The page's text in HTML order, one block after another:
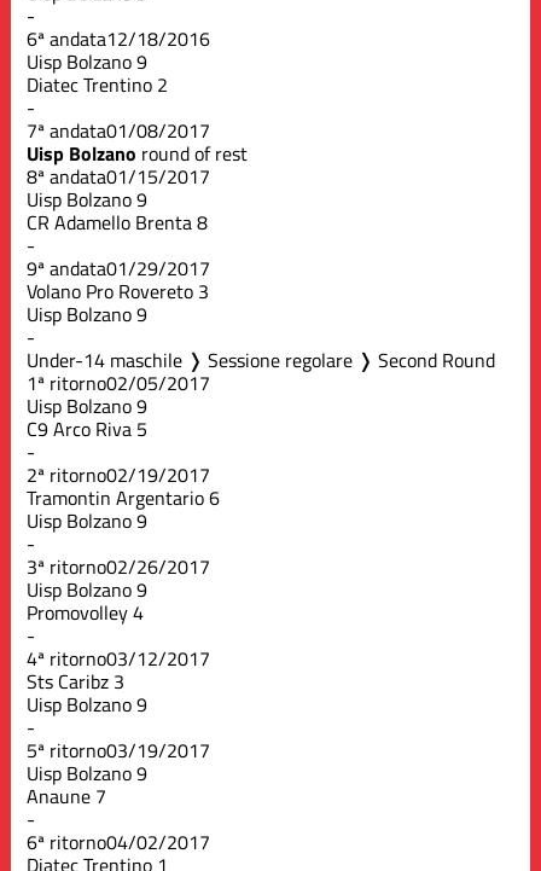
-
6ª andata12/18/2016
Uisp Bolzano9
Diatec Trentino 2
-
7ª andata01/08/2017
Uisp Bolzano round of rest
8ª andata01/15/2017
Uisp Bolzano9
CR Adamello Brenta8
-
9ª andata01/29/2017
Volano Pro Rovereto 3
Uisp Bolzano9
-
Under-14 maschile ❭ Sessione regolare ❭ Second Round
1ª ritorno02/05/2017
Uisp Bolzano9
C9 Arco Riva 5
-
2ª ritorno02/19/2017
Tramontin Argentario6
Uisp Bolzano9
-
3ª ritorno02/26/2017
Uisp Bolzano9
Promovolley4
-
4ª ritorno03/12/2017
Sts Caribz 3
Uisp Bolzano9
-
5ª ritorno03/19/2017
Uisp Bolzano9
Anaune 7
-
6ª ritorno04/02/2017
Diatec Trentino 1